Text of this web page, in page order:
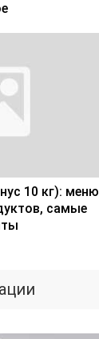
10 кг): меню
самые